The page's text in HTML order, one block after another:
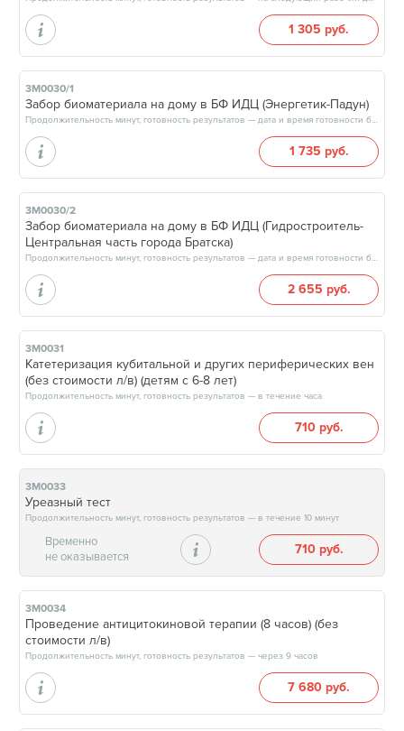
1 305 руб.
3М0030/1
Забор биоматериала на дому в БФ ИДЦ (Энергетик-Падун)
Продолжительность минут, готовность результатов — дата и время готовности будут сообщены врачом в день приёма
1 735 руб.
3М0030/2
Забор биоматериала на дому в БФ ИДЦ (Гидростроитель-
Центральная часть города Братска)
Продолжительность минут, готовность результатов — дата и время готовности будут сообщены врачом в день приёма
2 655 руб.
3М0031
Катетеризация кубитальной и других периферических вен
(без стоимости л/в) (детям с 6-8 лет)
Продолжительность минут, готовность результатов — в течение часа
710 руб.
3М0033
Уреазный тест
Продолжительность минут, готовность результатов — в течение 10 минут
Временно
не оказывается
710 руб.
3М0034
Проведение антицитокиновой терапии (8 часов) (без
стоимости л/в)
Продолжительность минут, готовность результатов — через 9 часов
7 680 руб.